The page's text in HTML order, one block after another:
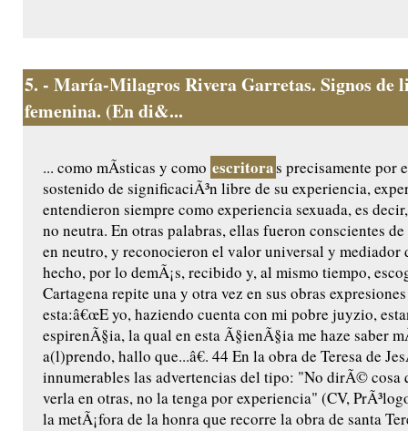
5. - María-Milagros Rivera Garretas. Signos de
femenina. (En di&...
... como mÃ­sticas y como escritoras precisamente por
sostenido de significaciÃ³n libre de su experiencia,
entendieron siempre como experiencia sexuada, es
no neutra. En otras palabras, ellas fueron conscientes
en neutro, y reconocieron el valor universal y mediador
hecho, por lo demÃ¡s, recibido y, al mismo tiempo,
Cartagena repite una y otra vez en sus obras
esta:â€œE yo, haziendo cuenta con mi pobre juyzio,
espirenÃ§ia, la qual en esta Ã§ienÃ§ia me haze saber
a(l)prendo, hallo que...â€. 44 En la obra de Teresa de
innumerables las advertencias del tipo: "No dirÃ© cosa
verla en otras, no la tenga por experiencia" (CV,
la metÃ¡fora de la honra que recorre la obra de santa